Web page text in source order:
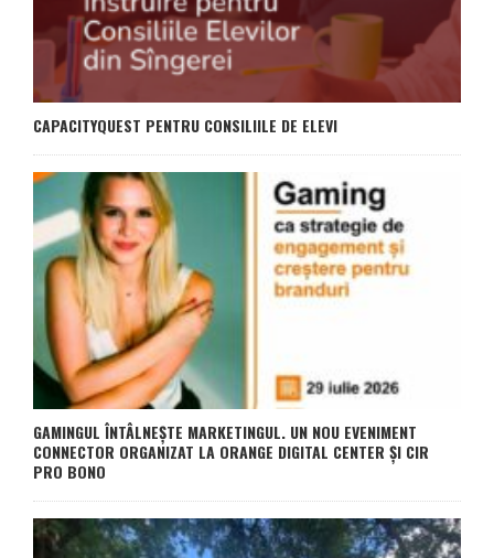
CAPACITYQUEST PENTRU CONSILIILE DE ELEVI
GAMINGUL ÎNTÂLNEȘTE MARKETINGUL. UN NOU EVENIMENT
CONNECTOR ORGANIZAT LA ORANGE DIGITAL CENTER ȘI CIR
PRO BONO